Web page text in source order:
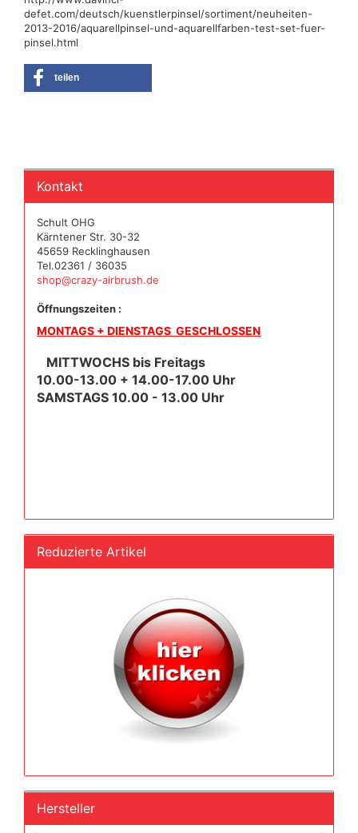
defet.com/deutsch/kuenstlerpinsel/sortiment/neuheiten-
2013-2016/aquarellpinsel-und-aquarellfarben-test-set-fuer-
pinsel.html
teilen
Kontakt
Schult OHG
Kärntener Str. 30-32
45659 Recklinghausen
Tel.02361 / 36035
shop@crazy-airbrush.de
Öffnungszeiten :
MONTAGS + DIENSTAGS GESCHLOSSEN
MITTWOCHS bis Freitags
10.00-13.00 + 14.00-17.00 Uhr
SAMSTAGS 10.00 - 13.00 Uhr
Reduzierte Artikel
Hersteller